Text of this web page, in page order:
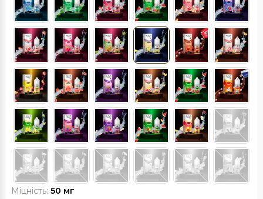
Міцність: 50 мг